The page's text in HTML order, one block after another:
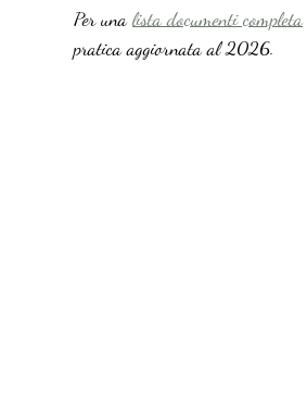
Per una lista documenti completa
pratica aggiornata al 2026.